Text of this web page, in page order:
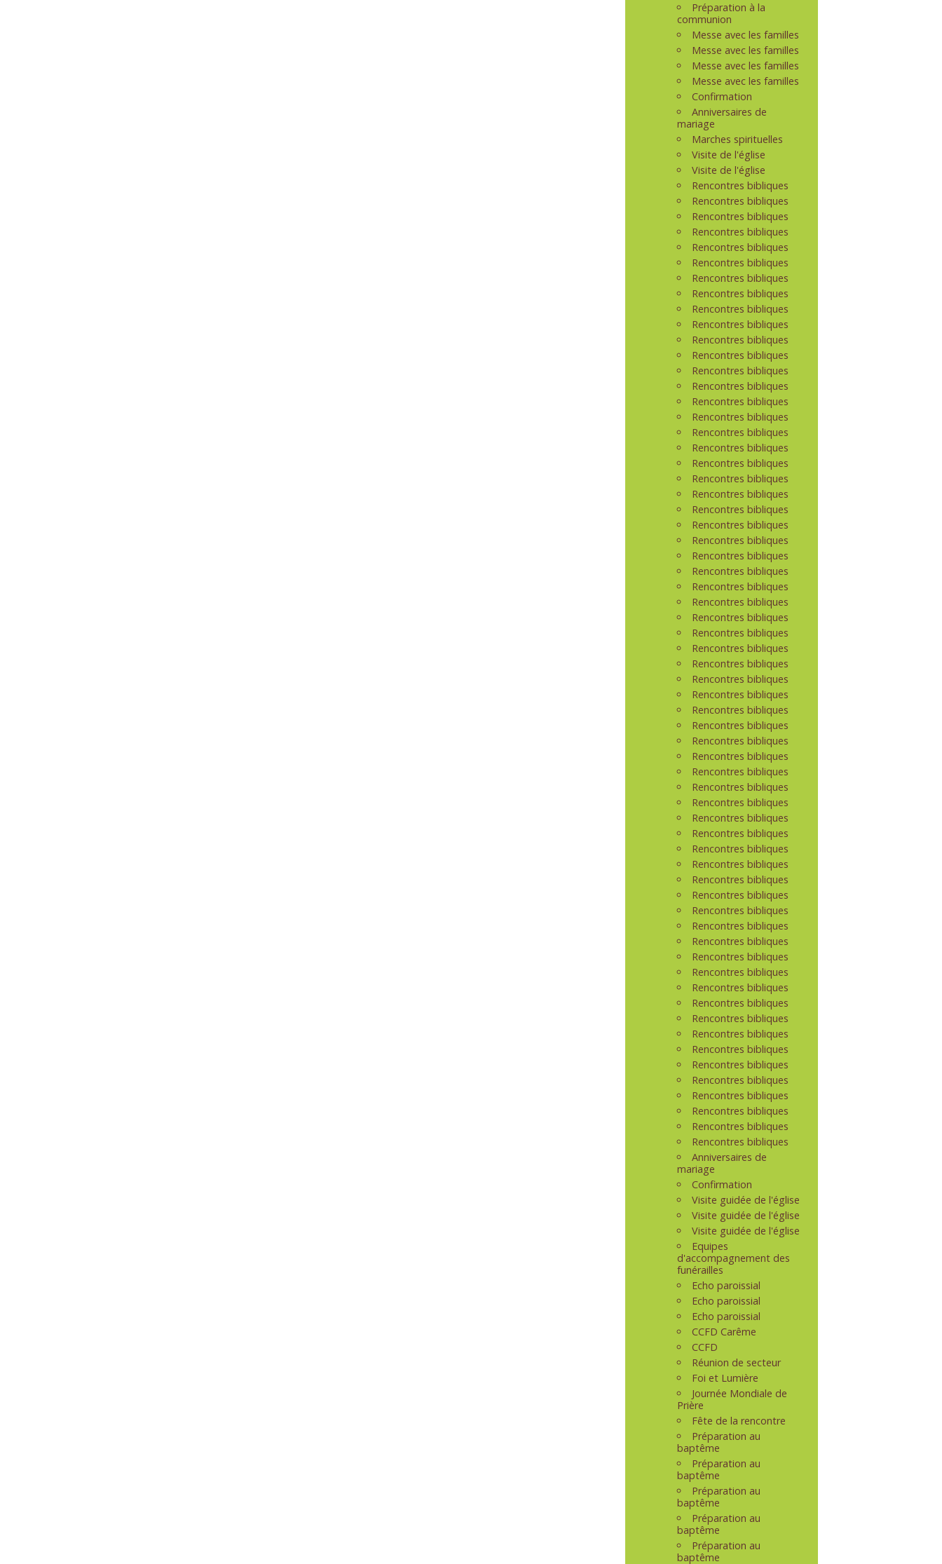
Préparation à la
communion
Messe avec les familles
Messe avec les familles
Messe avec les familles
Messe avec les familles
Confirmation
Anniversaires de
mariage
Marches spirituelles
Visite de l'église
Visite de l'église
Rencontres bibliques
Rencontres bibliques
Rencontres bibliques
Rencontres bibliques
Rencontres bibliques
Rencontres bibliques
Rencontres bibliques
Rencontres bibliques
Rencontres bibliques
Rencontres bibliques
Rencontres bibliques
Rencontres bibliques
Rencontres bibliques
Rencontres bibliques
Rencontres bibliques
Rencontres bibliques
Rencontres bibliques
Rencontres bibliques
Rencontres bibliques
Rencontres bibliques
Rencontres bibliques
Rencontres bibliques
Rencontres bibliques
Rencontres bibliques
Rencontres bibliques
Rencontres bibliques
Rencontres bibliques
Rencontres bibliques
Rencontres bibliques
Rencontres bibliques
Rencontres bibliques
Rencontres bibliques
Rencontres bibliques
Rencontres bibliques
Rencontres bibliques
Rencontres bibliques
Rencontres bibliques
Rencontres bibliques
Rencontres bibliques
Rencontres bibliques
Rencontres bibliques
Rencontres bibliques
Rencontres bibliques
Rencontres bibliques
Rencontres bibliques
Rencontres bibliques
Rencontres bibliques
Rencontres bibliques
Rencontres bibliques
Rencontres bibliques
Rencontres bibliques
Rencontres bibliques
Rencontres bibliques
Rencontres bibliques
Rencontres bibliques
Rencontres bibliques
Rencontres bibliques
Rencontres bibliques
Rencontres bibliques
Rencontres bibliques
Rencontres bibliques
Rencontres bibliques
Rencontres bibliques
Anniversaires de
mariage
Confirmation
Visite guidée de l'église
Visite guidée de l'église
Visite guidée de l'église
Equipes
d'accompagnement des
funérailles
Echo paroissial
Echo paroissial
Echo paroissial
CCFD Carême
CCFD
Réunion de secteur
Foi et Lumière
Journée Mondiale de
Prière
Fête de la rencontre
Préparation au
baptême
Préparation au
baptême
Préparation au
baptême
Préparation au
baptême
Préparation au
baptême